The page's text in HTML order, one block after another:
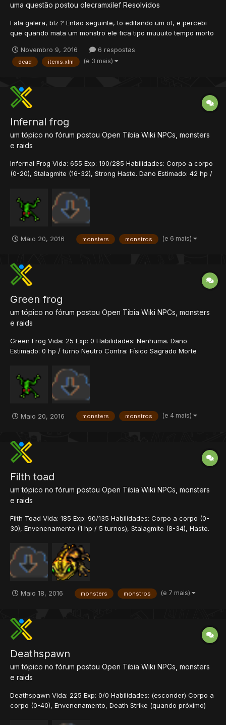
uma questão postou olecramxilef Resolvidos
Fala galera, blz ? Então seguinte, to editando um ot, e percebi
que quando mata um monstro ele fica tipo muuuito tempo morto
que eles ficam aparecendo la no chao, mas nao de todos
somente alguns. Parece que não consigo configurar para t...
Novembro 9, 2016 6 respostas
dead items.xlm (e 3 mais)
Infernal frog
um tópico no fórum postou Open Tibia Wiki NPCs, monsters
e raids
Infernal Frog Vida: 655 Exp: 190/285 Habilidades: Corpo a corpo
(0-20), Stalagmite (16-32), Strong Haste. Dano Estimado: 42 hp /
Sagrado Morte Fogo Energia Gelo Passa por: Veneno Download
Data/Monster/Frogs/ <?xml...
Maio 20, 2016 monsters monstros (e 6 mais)
Green frog
um tópico no fórum postou Open Tibia Wiki NPCs, monsters
e raids
Green Frog Vida: 25 Exp: 0 Habilidades: Nenhuma. Dano
Estimado: 0 hp / turno Neutro Contra: Físico Sagrado Morte
diferentes formas, cores e tamanhos. O mais comum, é o verde,
que pode ser achado em quase cada lago ou qu...
Maio 20, 2016 monsters monstros (e 4 mais)
Filth toad
um tópico no fórum postou Open Tibia Wiki NPCs, monsters
e raids
Filth Toad Vida: 185 Exp: 90/135 Habilidades: Corpo a corpo (0-
30), Envenenamento (1 hp / 5 turnos), Stalagmite (8-34), Haste.
Morte Energia Terra Ice Fogo Download Data/Monster/Frogs/ <?
xml version="1.0" encoding="UTF-...
Maio 18, 2016 monsters monstros (e 7 mais)
Deathspawn
um tópico no fórum postou Open Tibia Wiki NPCs, monsters
e raids
Deathspawn Vida: 225 Exp: 0/0 Habilidades: (esconder) Corpo a
corpo (0-40), Envenenamento, Death Strike (quando próximo)